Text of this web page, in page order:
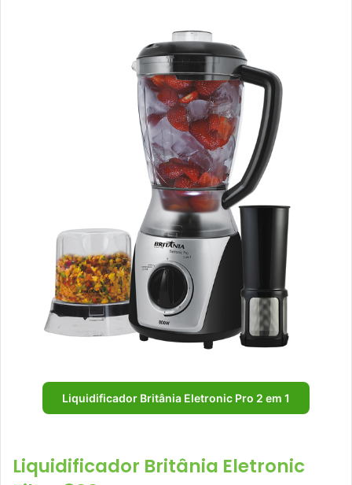
Liquidificador Britânia Eletronic Pro 2 em 1
Liquidificador Britânia Eletronic